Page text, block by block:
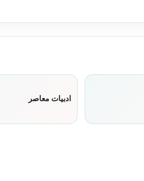
ادبیات معاصر